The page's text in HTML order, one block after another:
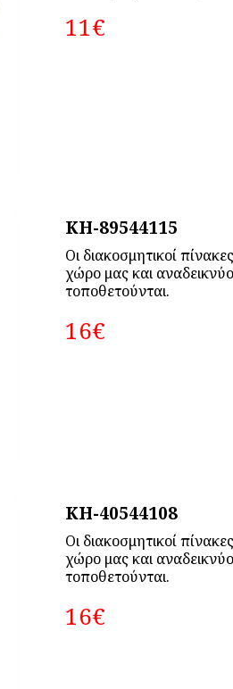
11‎€
KH-89544115
Οι διακοσμητικοί
χώρο μας και
τοποθετούνται.
16‎€
KH-40544108
Οι διακοσμητικοί
χώρο μας και
τοποθετούνται.
16‎€